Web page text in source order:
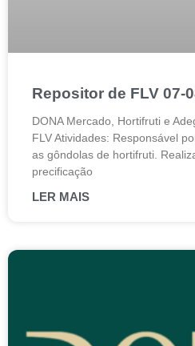
Repositor de FLV 07-
DONA Mercado, Hortifruti e
FLV Atividades: Responsável
as gôndolas de hortifruti.
precificação
LER MAIS